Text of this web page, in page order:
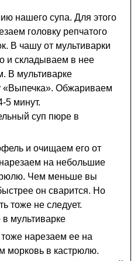
нашего супа. Для этого
головку репчатого
В чашу от мультиварки
и складываем в нее
В мультиварке
«Выпечка». Обжариваем
5 минут.
и очищаем его от
на небольшие
Чем меньше вы
он сварится. Но
тоже не следует.
нарезаем ее на
морковь в кастрюлю.